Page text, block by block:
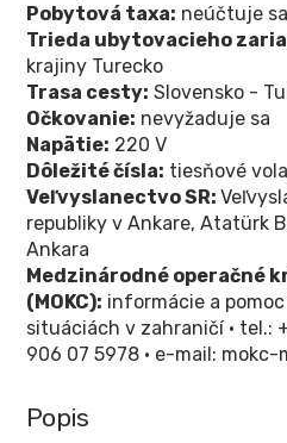
Pobytová taxa: neúčtuje sa
Trieda ubytovacieho
krajiny Turecko
Trasa cesty: Slovensko -
Očkovanie: nevyžaduje sa
Napätie: 220 V
Dôležité čísla: tiesňové
Veľvyslanectvo SR:
republiky v Ankare, Atatürk
Ankara
Medzinárodné operačné
(MOKC): informácie a
situáciách v zahraničí • tel.:
906 07 5978 • e-mail: mokc-
Popis